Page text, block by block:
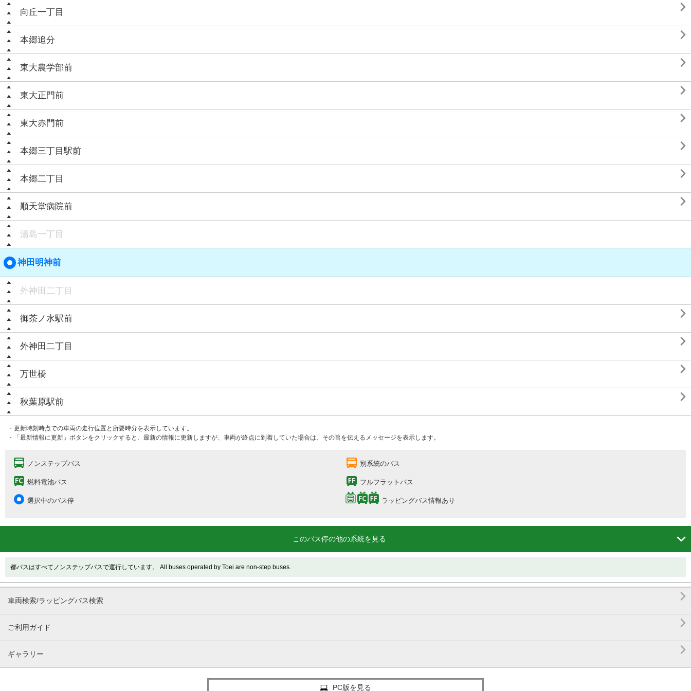
向丘一丁目 
本郷追分 
東大農学部前 
東大正門前 
東大赤門前 
本郷三丁目駅前 
本郷二丁目 
順天堂病院前 
湯島一丁目
神田明神前
外神田二丁目
御茶ノ水駅前 
外神田二丁目 
万世橋 
秋葉原駅前 
・更新時刻時点での車両の走行位置と所要時分を表示しています。
・「最新情報に更新」ボタンをクリックすると、最新の情報に更新しますが、車両が終点に到着していた場合は、その旨を伝えるメッセージを表示します。
ノンステップバス 別系統のバス
燃料電池バス フルフラットバス
選択中のバス停 ラッピングバス情報あり
このバス停の他の系統を見る 
都バスはすべてノンステップバスで運行しています。 All buses operated by Toei are non-step buses.
車両検索/ラッピングバス検索 
ご利用ガイド 
ギャラリー 
PC版を見る